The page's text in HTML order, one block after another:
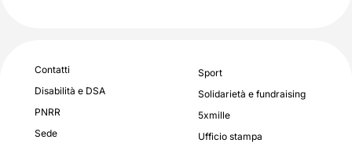
Contatti
Disabilità e DSA
PNRR
Sede
Sport
Solidarietà e fundraising
5xmille
Ufficio stampa